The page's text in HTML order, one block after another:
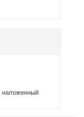
наложенный